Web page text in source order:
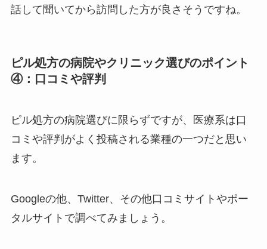
話して聞いてから訪問した方が良さそうですね。
ピル処方の病院やクリニック選びのポイント
④：口コミや評判
ピル処方の病院選びに限らずですが、医療系は口
コミや評判がよく投稿される業種の一つだと思い
ます。
Googleの他、Twitter、その他口コミサイトやポー
タルサイトで調べてみましょう。